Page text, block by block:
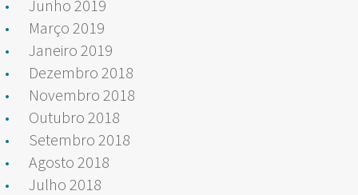
Junho 2019
Março 2019
Janeiro 2019
Dezembro 2018
Novembro 2018
Outubro 2018
Setembro 2018
Agosto 2018
Julho 2018